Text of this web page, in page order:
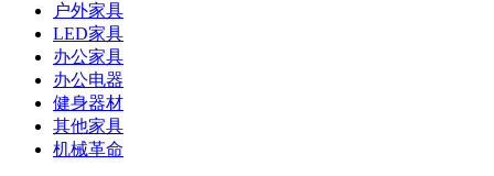
户外家具
LED家具
办公家具
办公电器
健身器材
其他家具
机械革命